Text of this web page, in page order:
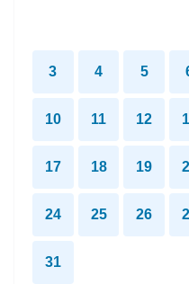
3 4 5
10 11 12
17 18 19
24 25 26
31